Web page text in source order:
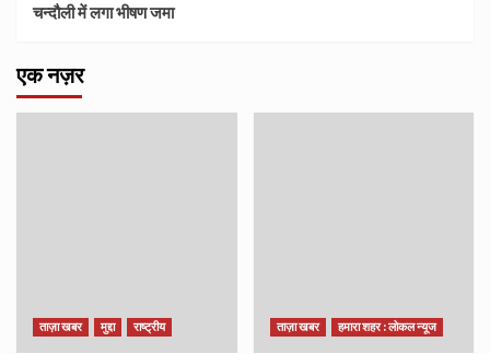
चन्दौली में लगा भीषण जमा
एक नज़र
ताज़ा खबर मुद्दा राष्ट्रीय ताज़ा खबर हमारा शहर : लोकल न्यूज